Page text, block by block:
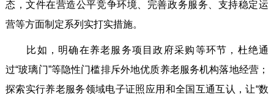
态，文件在营造公平竞争环境、完善政务服务、支持稳定运
营等方面制定系列实打实措施。
比如，明确在养老服务项目政府采购等环节，杜绝通
过“玻璃门”等隐性门槛排斥外地优质养老服务机构落地经营；
探索实行养老服务领域电子证照应用和全国互通互认，让“数